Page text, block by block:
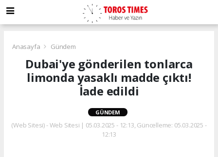
Anasayfa Gündem
Dubai'ye gönderilen tonlarca
limonda yasaklı madde çıktı!
İade edildi
GÜNDEM
(Web Sitesi) - Web Sitesi | 05.03.2025 - 12:13, Güncelleme: 05.03.2025 -
12:13